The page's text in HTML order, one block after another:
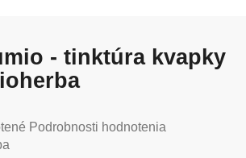
- tinktúra kvapky
Podrobnosti hodnotenia